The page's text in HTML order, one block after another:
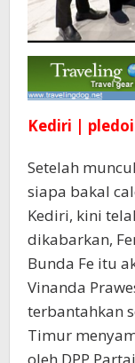
Kediri |
Setelah
siapa bakal
Kediri, kini
dikabarkan,
Bunda Fe itu
Vinanda
terbantahkan
Timur
oleh DPP